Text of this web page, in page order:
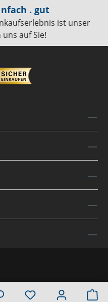
. gut
ist unser
auf Sie!